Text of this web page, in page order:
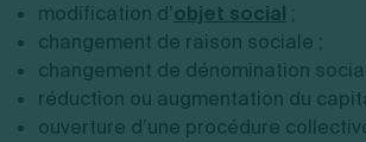
modification d’objet social ;
changement de raison sociale ;
changement de dénomination
réduction ou augmentation du
ouverture d’une procédure